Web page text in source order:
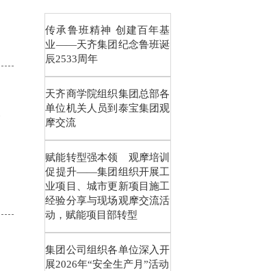
传承鲁班精神 创建百年基
业——天齐集团纪念鲁班诞
辰2533周年
天齐商学院组织集团总部各
单位机关人员到泰宝集团观
摩交流
赋能转型强本领 观摩培训
促提升——集团组织开展工
业项目、城市更新项目施工
经验分享与现场观摩交流活
动，赋能项目部转型
集团公司组织各单位深入开
展2026年“安全生产月”活动